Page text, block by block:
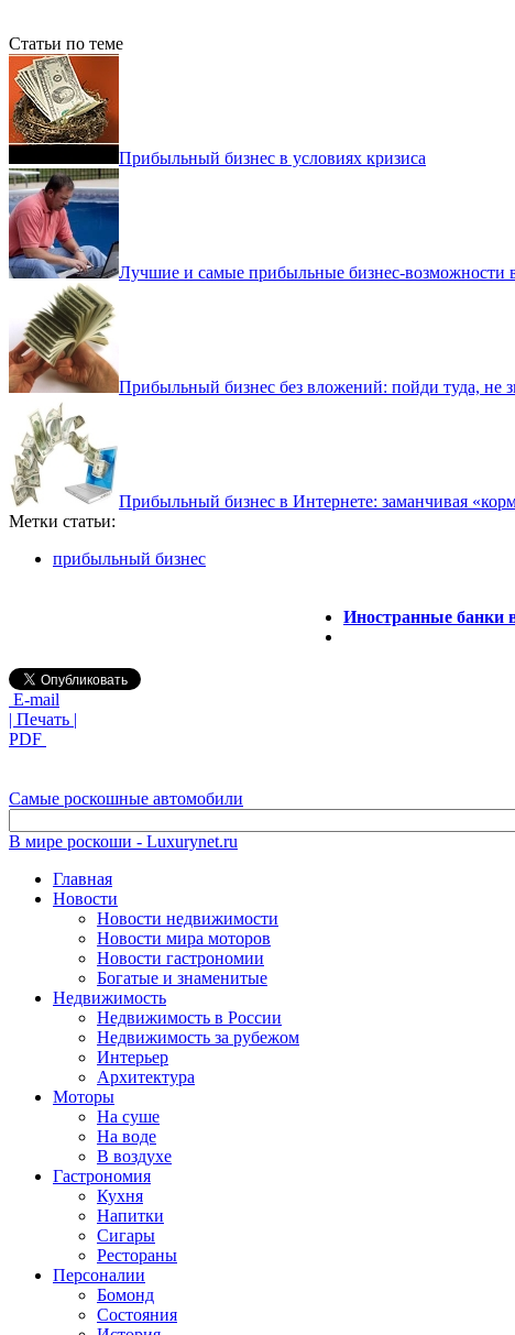
Статьи по теме
Прибыльный бизнес в условиях кризиса
Лучшие и самые прибыльные бизнес-возможности
Прибыльный бизнес без вложений: пойди туда, не
Прибыльный бизнес в Интернете: заманчивая
Метки статьи:
прибыльный бизнес
Иностранные банки
E-mail
| Печать |
PDF
Самые роскошные автомобили
В мире роскоши - Luxurynet.ru
Главная
Новости
Новости недвижимости
Новости мира моторов
Новости гастрономии
Богатые и знаменитые
Недвижимость
Недвижимость в России
Недвижимость за рубежом
Интерьер
Архитектура
Моторы
На суше
На воде
В воздухе
Гастрономия
Кухня
Напитки
Сигары
Рестораны
Персоналии
Бомонд
Состояния